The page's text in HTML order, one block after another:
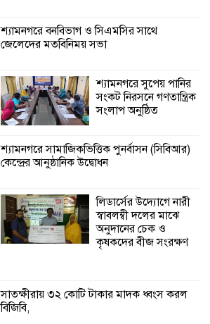
শ্যামনগরে বনবিভাগ ও সিএমসির সাথে
জেলেদের মতবিনিময় সভা
শ্যামনগরে সুপেয় পানির
সংকট নিরসনে গণতান্ত্রিক
সংলাপ অনুষ্ঠিত
শ্যামনগরে সামাজিকভিত্তিক পুনর্বাসন (সিবিআর)
কেন্দ্রের আনুষ্ঠানিক উদ্বোধন
লিডার্সের উদ্যোগে নারী
স্বাবলম্বী দলের মাঝে
অনুদানের চেক ও
কৃষকদের বীজ সংরক্ষণ
সাতক্ষীরায় ৩২ কোটি টাকার মাদক ধ্বংস করল
বিজিবি,